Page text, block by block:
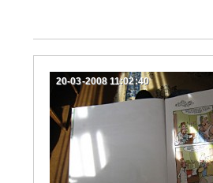
20-03-2008 11:02:40